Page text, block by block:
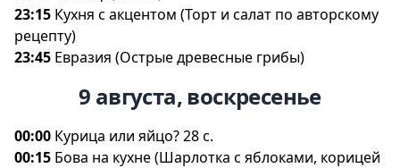
23:15 Кухня с акцентом (Торт и салат по авторскому
рецепту)
23:45 Евразия (Острые древесные грибы)
9 августа, воскресенье
00:00 Курица или яйцо? 28 с.
00:15 Бова на кухне (Шарлотка с яблоками, корицей